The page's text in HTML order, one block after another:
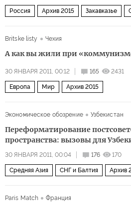
Россия Архив 2015 Закавказье
Britske listy Чехия
А как вы жили при
30 ЯНВАРЯ 2011, 00:12 165 2431
Европа Мир Архив 2015
Экономическое обозрение Узбекистан
Переформатирование
пространства: вызовы для
30 ЯНВАРЯ 2011, 00:04 176 170
Средняя Азия СНГ и Балтия Архив
Paris Match Франция